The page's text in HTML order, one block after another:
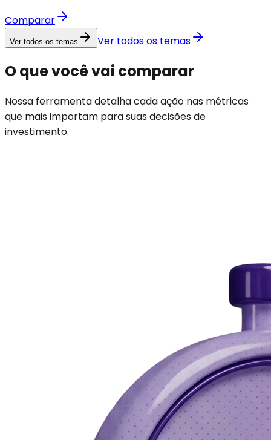
Comparar
Ver todos os temas Ver todos os temas
O que você vai comparar
Nossa ferramenta detalha cada ação nas métricas
que mais importam para suas decisões de
investimento.